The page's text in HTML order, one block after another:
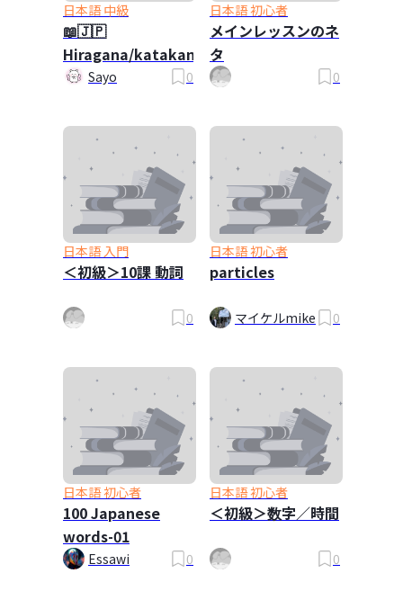
日本語 中級
📖🇯🇵
Hiragana/katakana
Sayo 0
日本語 初心者
メインレッスンのネ
タ
0
日本語 入門
＜初級＞10課 動詞
0
日本語 初心者
particles
マイケルmike 0
日本語 初心者
100 Japanese
words-01
Essawi 0
日本語 初心者
＜初級＞数字／時間
0